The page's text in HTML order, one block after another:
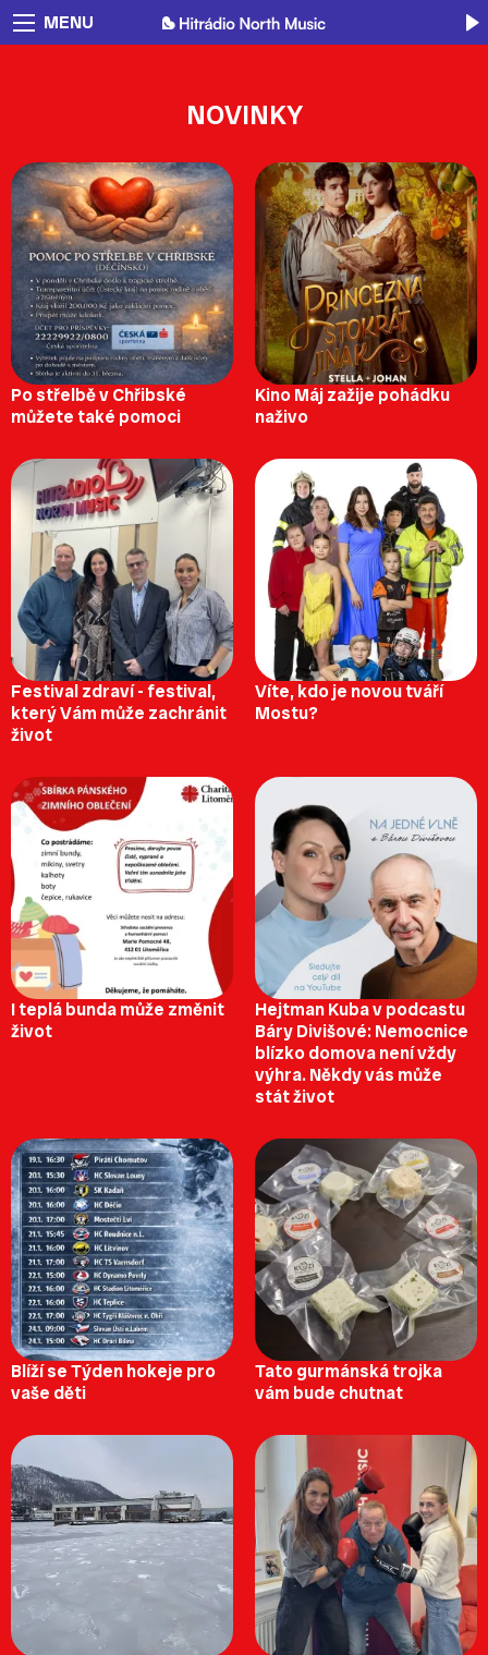
MENU
NOVINKY
Po střelbě v Chřibské
můžete také pomoci
Kino Máj zažije pohádku
naživo
Festival zdraví - festival,
který Vám může zachránit
život
Víte, kdo je novou tváří
Mostu?
I teplá bunda může změnit
život
Hejtman Kuba v podcastu
Báry Divišové: Nemocnice
blízko domova není vždy
výhra. Někdy vás může
stát život
Blíží se Týden hokeje pro
vaše děti
Tato gurmánská trojka
vám bude chutnat